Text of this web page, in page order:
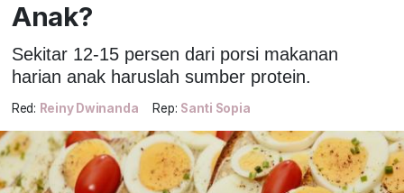
Anak?
Sekitar 12-15 persen dari porsi makanan
harian anak haruslah sumber protein.
Red: Reiny Dwinanda Rep: Santi Sopia